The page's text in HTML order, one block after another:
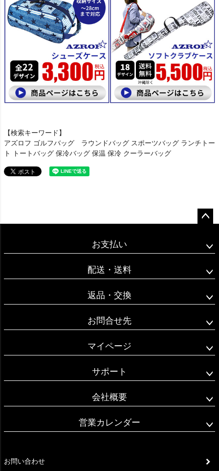
【検索キーワード】
アズロフ ゴルフバッグ ラウンドバッグ スポーツバッグ ランチトー
ト トートバッグ 保冷バッグ 保温 保冷 クーラーバッグ
ジト
ップ
お支払い
配送・送料
返品・交換
お問合せ先
マイページ
サポート
会社概要
営業カレンダー
お問い合わせ